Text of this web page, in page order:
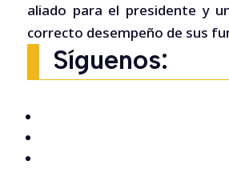
aliado para el presidente y
correcto desempeño de sus
Síguenos: